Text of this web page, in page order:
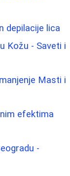
depilacije lica
Kožu - Saveti i
Masti i
efektima
-